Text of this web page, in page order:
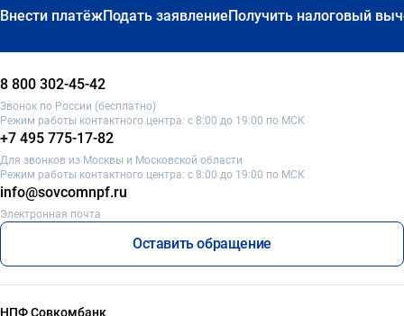
Внести платёжПодать заявлениеПолучить налоговый
8 800 302-45-42
Звонок по России (бесплатно)
Режим работы контактного центра: с 8:00 до 19:00 по МСК
+7 495 775-17-82
Для звонков из Москвы и Московской области
Режим работы контактного центра: с 8:00 до 19:00 по МСК
info@sovcomnpf.ru
Электронная почта
Оставить обращение
НПФ Совкомбанк